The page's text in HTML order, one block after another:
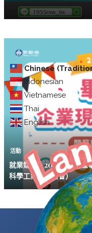
Chinese
Indonesian
Vietnamese
Thai
English
活動
就業媒合｜2025新竹地區
科學工業同業公會）